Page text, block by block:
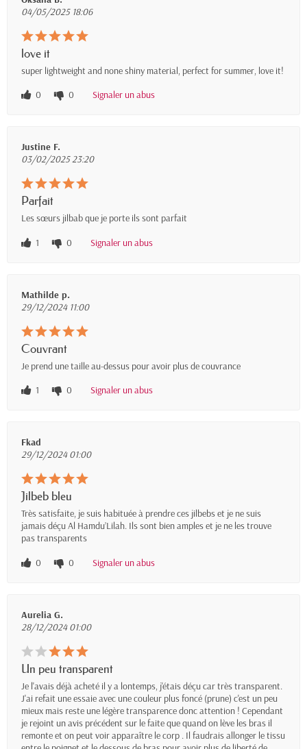
04/05/2025 18:06
love it
super lightweight and none shiny material, perfect for summer, love it!
0
0 Signaler un abus
Justine F.
03/02/2025 23:20
Parfait
Les sœurs jilbab que je porte ils sont parfait
1
0 Signaler un abus
Mathilde p.
29/12/2024 11:00
Couvrant
Je prend une taille au-dessus pour avoir plus de couvrance
1
0 Signaler un abus
Fkad
29/12/2024 01:00
Jilbeb bleu
Très satisfaite, je suis habituée à prendre ces jilbebs et je ne suis
jamais déçu Al Hamdu’Lilah. Ils sont bien amples et je ne les trouve
pas transparents
0
0 Signaler un abus
Aurelia G.
28/12/2024 01:00
Un peu transparent
Je l'avais déjà acheté il y a lontemps, j'étais déçu car très transparent.
J'ai refait une essaie avec une couleur plus foncé (prune) c'est un peu
mieux mais reste une légère transparence donc attention ! Cependant
je rejoint un avis précédent sur le faite que quand on lève les bras il
remonte et on peut voir apparaître le corp . Il faudrais allonger le tissu